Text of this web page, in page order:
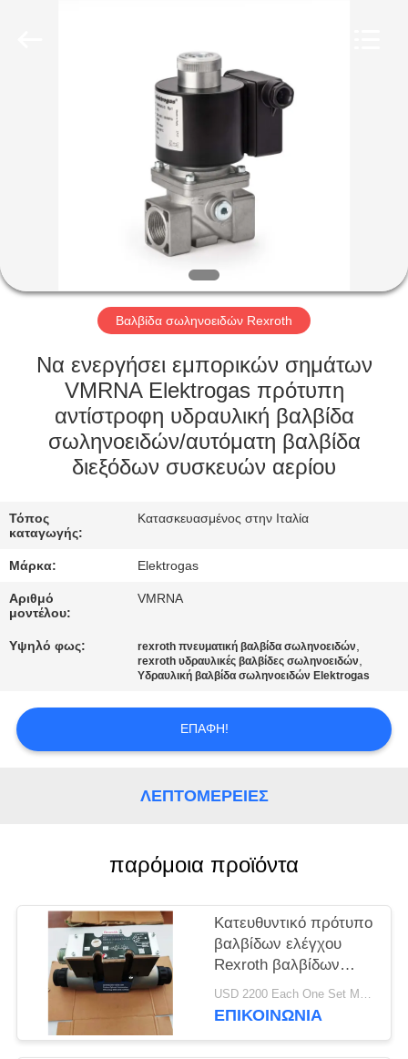
ΕΜΆΣ
ΕΠΙΣΚΕΨΉ
ΕΡΓΟΣΤΑΣΊΟΥ
ΈΛΕΓΧΟΣ
ΠΟΙΌΤΗΤΑΣ
ΜΑΖΊ
ΜΑΣ
ΕΙΔΉΣΕΙΣ
ΜΙΑ
ΠΡΟΣΦΟΡΆ
ΑΠΟΡΡΉΤΟΥ
Βαλβίδα σωληνοειδών Rexroth
Να ενεργήσει εμπορικών σημάτων
VMRNA Elektrogas πρότυπη
αντίστροφη υδραυλική βαλβίδα
σωληνοειδών/αυτόματη βαλβίδα
διεξόδων συσκευών αερίου
Τόπος
καταγωγής:
Κατασκευασμένος στην Ιταλία
Μάρκα: Elektrogas
Αριθμό
μοντέλου:
VMRNA
Υψηλό φως: rexroth πνευματική βαλβίδα σωληνοειδών,
rexroth υδραυλικές βαλβίδες σωληνοειδών,
Υδραυλική βαλβίδα σωληνοειδών Elektrogas
ΕΠΑΦΉ!
ΛΕΠΤΟΜΈΡΕΙΕΣ
παρόμοια προϊόντα
Κατευθυντικό πρότυπο
βαλβίδων ελέγχου
Rexroth βαλβίδων
σωληνοειδών Rexroth
3DREP6C
USD 2200 Each One Set MOQ:2sets
ΕΠΙΚΟΙΝΩΝΊΑ